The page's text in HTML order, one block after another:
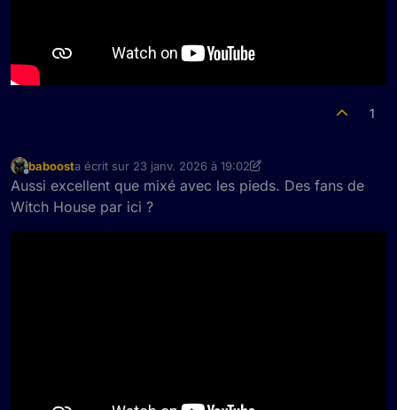
1
Hors-ligne
baboosta écrit sur 23 janv. 2026 à 19:02
dernière édition par baboost
Aussi excellent que mixé avec les pieds. Des fans de
Witch House par ici ?